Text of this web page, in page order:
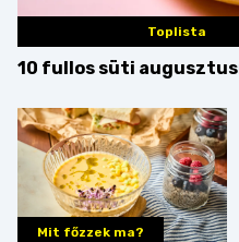
Toplista
10 fullos süti
Mit főzzek ma?